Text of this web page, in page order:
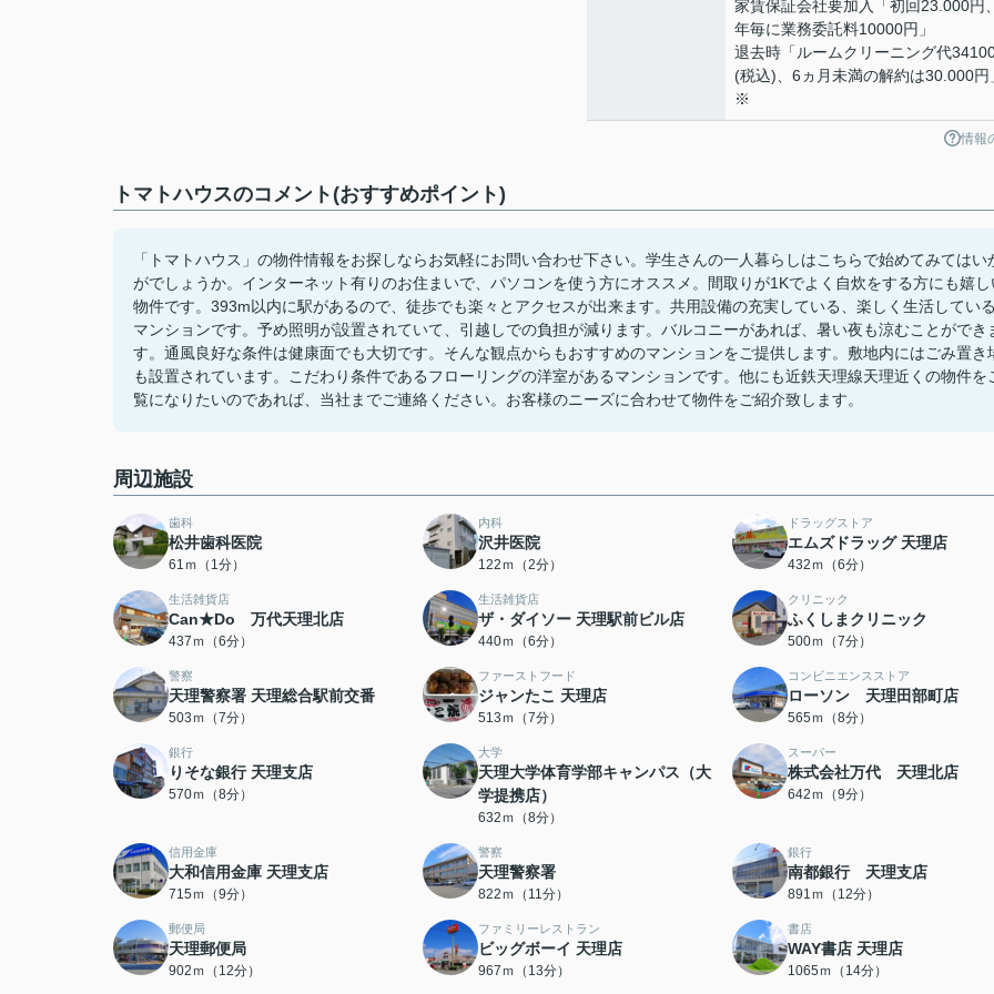
家賃保証会社要加入「初回23.000円
年毎に業務委託料10000円」
退去時「ルームクリーニング代
(税込)、6ヵ月未満の解約は30.000円
※
情報
トマトハウスのコメント(おすすめポイント)
「トマトハウス」の物件情報をお探しならお気軽にお問い合わせ下さい。学生さんの一人暮らしはこちらで始めてみてはい
がでしょうか。インターネット有りのお住まいで、パソコンを使う方にオススメ。間取りが1Kでよく自炊をする方にも嬉し
物件です。393m以内に駅があるので、徒歩でも楽々とアクセスが出来ます。共用設備の充実している、楽しく生活している
マンションです。予め照明が設置されていて、引越しでの負担が減ります。バルコニーがあれば、暑い夜も涼むことができ
す。通風良好な条件は健康面でも大切です。そんな観点からもおすすめのマンションをご提供します。敷地内にはごみ置き
も設置されています。こだわり条件であるフローリングの洋室があるマンションです。他にも近鉄天理線天理近くの物件を
覧になりたいのであれば、当社までご連絡ください。お客様のニーズに合わせて物件をご紹介致します。
周辺施設
歯科
松井歯科医院
61ｍ（1分）
内科
沢井医院
122ｍ（2分）
ドラッグストア
エムズドラッグ 天理店
432ｍ（6分）
生活雑貨店
Can★Do 万代天理北店
437ｍ（6分）
生活雑貨店
ザ・ダイソー 天理駅前ビル店
440ｍ（6分）
クリニック
ふくしまクリニック
500ｍ（7分）
警察
天理警察署 天理総合駅前交番
503ｍ（7分）
ファーストフード
ジャンたこ 天理店
513ｍ（7分）
コンビニエンスストア
ローソン 天理田部町店
565ｍ（8分）
銀行
りそな銀行 天理支店
570ｍ（8分）
大学
天理大学体育学部キャンパス（大
学提携店）
632ｍ（8分）
スーパー
株式会社万代 天理北店
642ｍ（9分）
信用金庫
大和信用金庫 天理支店
715ｍ（9分）
警察
天理警察署
822ｍ（11分）
銀行
南都銀行 天理支店
891ｍ（12分）
郵便局
天理郵便局
902ｍ（12分）
ファミリーレストラン
ビッグボーイ 天理店
967ｍ（13分）
書店
WAY書店 天理店
1065ｍ（14分）